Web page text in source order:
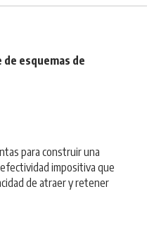
esquemas de
para construir una
impositiva que
de atraer y retener